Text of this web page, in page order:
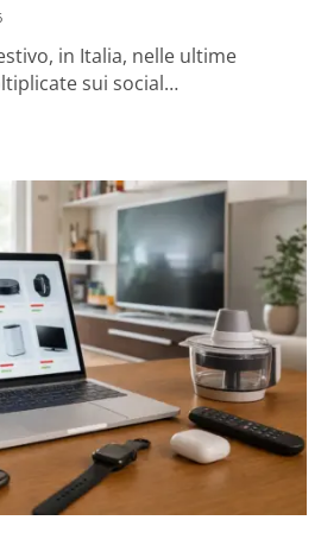
in Italia, nelle ultime
sui social…